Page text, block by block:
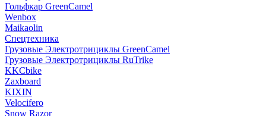
Гольфкар GreenCamel
Wenbox
Maikaolin
Спецтехника
Грузовые Электротрициклы GreenCamel
Грузовые Электротрициклы RuTrike
KKCbike
Zaxboard
KIXIN
Velocifero
Snow Razor